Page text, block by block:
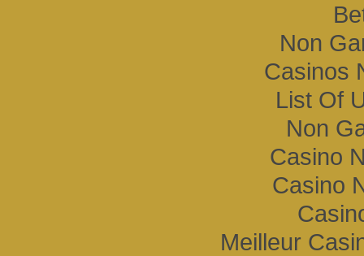
Non
Casinos
List Of
Non
Casino
Casino
Meilleur